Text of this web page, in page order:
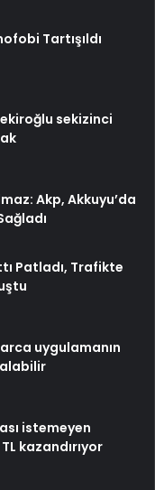
Tartışıldı
sekizinci
Akp, Akkuyu’da
Patladı, Trafikte
uygulamanın
istemeyen
kazandırıyor